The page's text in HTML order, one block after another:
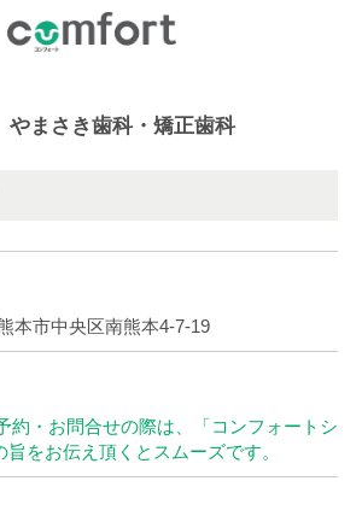
まさき歯科・矯正歯科
本市中央区南熊本4-7-19
約・お問合せの際は、「コンフォートシ
旨をお伝え頂くとスムーズです。